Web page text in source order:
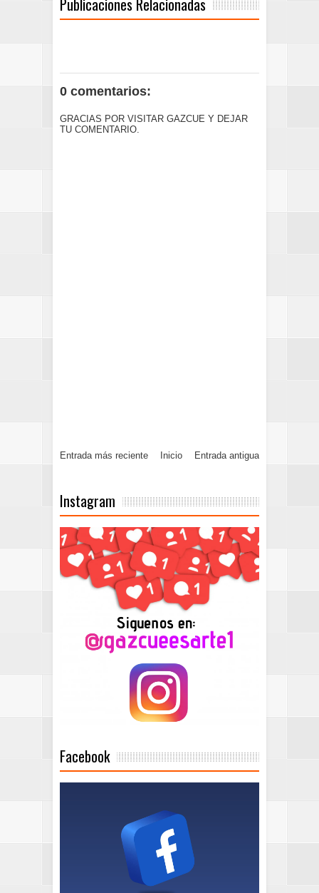
0 comentarios:
GRACIAS POR VISITAR GAZCUE Y DEJAR
TU COMENTARIO.
Entrada más reciente Entrada antigua
Inicio
Instagram
Facebook